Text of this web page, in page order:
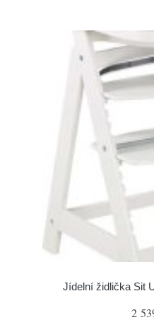
Jídelní židlička Sit
2